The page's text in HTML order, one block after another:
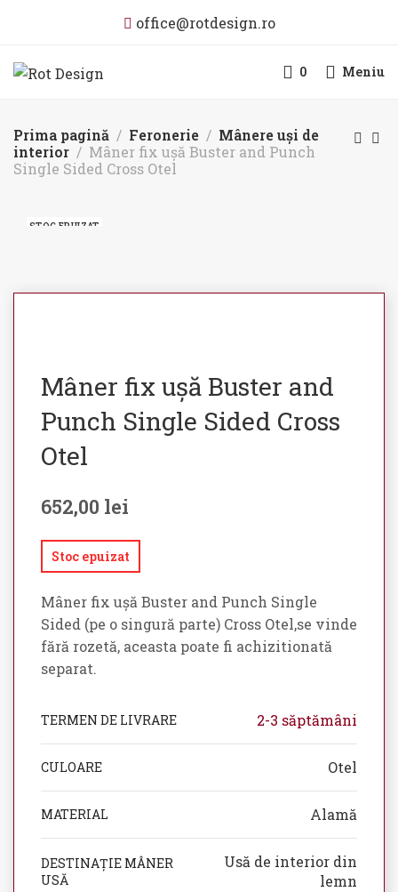
office@rotdesign.ro
0 Meniu
Prima pagină Feronerie
Mânere uși de
interior
Mâner fix ușă Buster and Punch
Single Sided Cross Otel
STOC EPUIZAT
Mâner fix ușă Buster and
Punch Single Sided Cross
Otel
652,00 lei
Stoc epuizat
Mâner fix ușă Buster and Punch Single
Sided (pe o singură parte) Cross Otel,se vinde
fără rozetă, aceasta poate fi achizitionată
separat.
TERMEN DE LIVRARE 2-3 săptămâni
CULOARE Otel
MATERIAL Alamă
DESTINAȚIE MÂNER
USĂ
Usă de interior din
lemn